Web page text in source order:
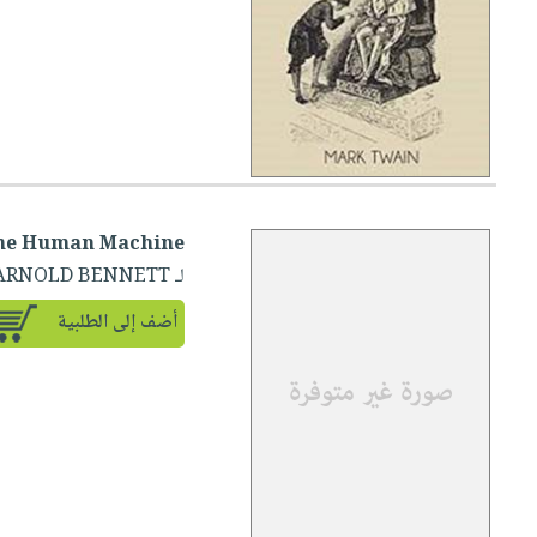
Human Machine
لـ ARNOLD BENNETT
أضف إلى الطلبية